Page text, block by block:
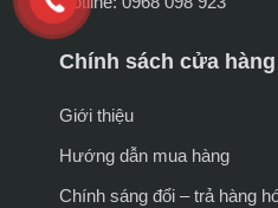
Chính sách cửa hàng
Giới thiệu
Hướng dẫn mua hàng
Chính sáng đổi – trả hàng